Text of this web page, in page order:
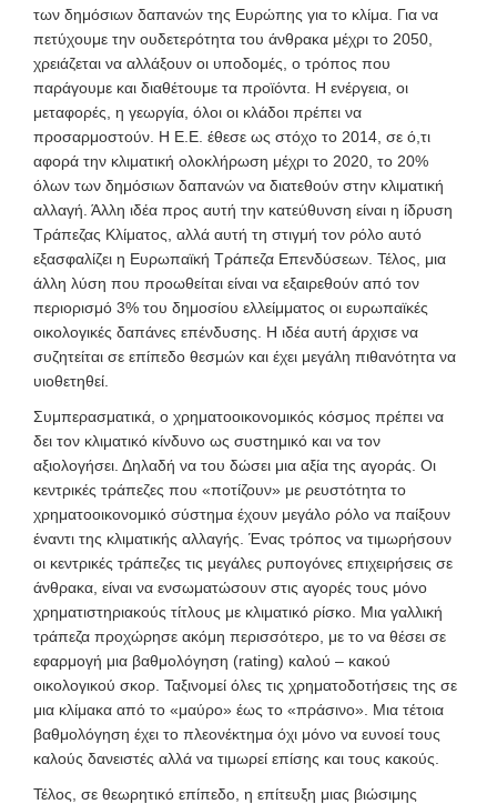
των δημόσιων δαπανών της Ευρώπης για το κλίμα. Για να
πετύχουμε την ουδετερότητα του άνθρακα μέχρι το 2050,
χρειάζεται να αλλάξουν οι υποδομές, ο τρόπος που
παράγουμε και διαθέτουμε τα προϊόντα . Η ενέργεια, οι
μεταφορές, η γεωργία, όλοι οι κλάδοι πρέπει να
προσαρμοστούν. Η Ε.Ε. έθεσε ως στόχο το 2014, σε ό,τι
αφορά την κλιματική ολοκλήρωση μέχρι το 2020, το 20%
όλων των δημόσιων δαπανών να διατεθούν στην κλιματική
αλλαγή. Άλλη ιδέα προς αυτή την κατεύθυνση είναι η ίδρυση
Τράπεζας Κλίματος, αλλά αυτή τη στιγμή τον ρόλο αυτό
εξασφαλίζει η Ευρωπαϊκή Τράπεζα Επενδύσεων. Τέλος, μια
άλλη λύση που προωθείται είναι να εξαιρεθούν από τον
περιορισμό 3% του δημοσίου ελλείμματος οι ευρωπαϊκές
οικολογικές δαπάνες επένδυσης. Η ιδέα αυτή άρχισε να
συζητείται σε επίπεδο θεσμών και έχει μεγάλη πιθανότητα να
υιοθετηθεί.
Συμπερασματικά, ο χρηματοοικονομικός κόσμος πρέπει να
δει τον κλιματικό κίνδυνο ως συστημικό και να τον
αξιολογήσει. Δηλαδή να του δώσει μια αξία της αγοράς. Οι
κεντρικές τράπεζες που «ποτίζουν» με ρευστότητα το
χρηματοοικονομικό σύστημα έχουν μεγάλο ρόλο να παίξουν
έναντι της κλιματικής αλλαγής. Ένας τρόπος να τιμωρήσουν
οι κεντρικές τράπεζες τις μεγάλες ρυπογόνες επιχειρήσεις σε
άνθρακα, είναι να ενσωματώσουν στις αγορές τους μόνο
χρηματιστηριακούς τίτλους με κλιματικό ρίσκο. Μια γαλλική
τράπεζα προχώρησε ακόμη περισσότερο, με το να θέσει σε
εφαρμογή μια βαθμολόγηση (rating) καλού – κακού
οικολογικού σκορ. Ταξινομεί όλες τις χρηματοδοτήσεις της σε
μια κλίμακα από το «μαύρο» έως το «πράσινο». Μια τέτοια
βαθμολόγηση έχει το πλεονέκτημα όχι μόνο να ευνοεί τους
καλούς δανειστές αλλά να τιμωρεί επίσης και τους κακούς.
Τέλος, σε θεωρητικό επίπεδο, η επίτευξη μιας βιώσιμης